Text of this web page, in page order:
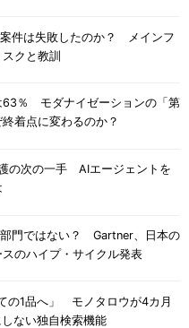
件は失敗したのか？ メインフ
クと教訓
63％ モダナイゼーションの「第
着点に変わるのか？
の次の一手 AIエージェントを
門ではない？ Gartner、日本の
のハイプ・サイクル発表
の1品へ」 モノタロウが4カ月
ない独自検索機能